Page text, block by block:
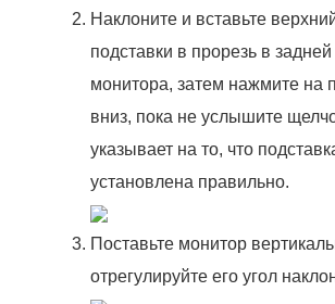
Наклоните и вставьте
подставки в прорезь в задней
монитора, затем нажмите на
вниз, пока не услышите
указывает на то, что
установлена правильно.
Поставьте монитор
отрегулируйте его угол